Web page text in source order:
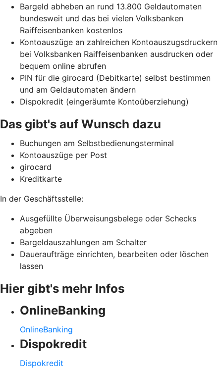
Bargeld abheben an rund 13.800 Geldautomaten
bundesweit und das bei vielen Volksbanken
Raiffeisenbanken kostenlos
Kontoauszüge an zahlreichen Kontoauszugsdruckern
bei Volksbanken Raiffeisenbanken ausdrucken oder
bequem online abrufen
PIN für die girocard (Debitkarte) selbst bestimmen
und am Geldautomaten ändern
Dispokredit (eingeräumte Kontoüberziehung)
Das gibt's auf Wunsch dazu
Buchungen am Selbstbedienungsterminal
Kontoauszüge per Post
girocard
Kreditkarte
In der Geschäftsstelle:
Ausgefüllte Überweisungsbelege oder Schecks
abgeben
Bargeldauszahlungen am Schalter
Daueraufträge einrichten, bearbeiten oder löschen
lassen
Hier gibt's mehr Infos
OnlineBanking
OnlineBanking
Dispokredit
Dispokredit